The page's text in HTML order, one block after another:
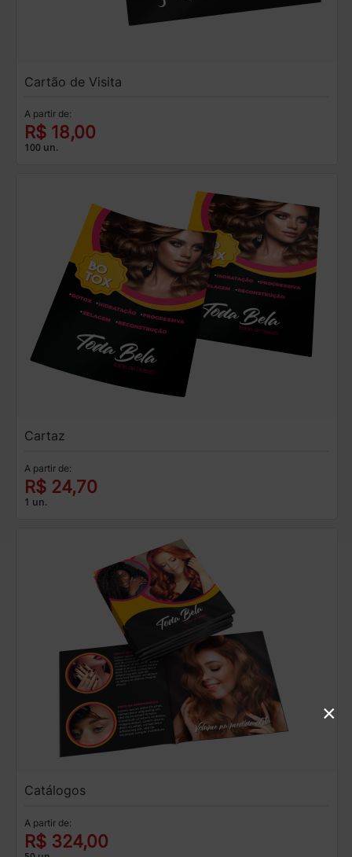
Cartão de Visita
A partir de:
R$ 18,00
100 un.
Cartaz
A partir de:
R$ 24,70
1 un.
Catálogos
A partir de:
R$ 324,00
×